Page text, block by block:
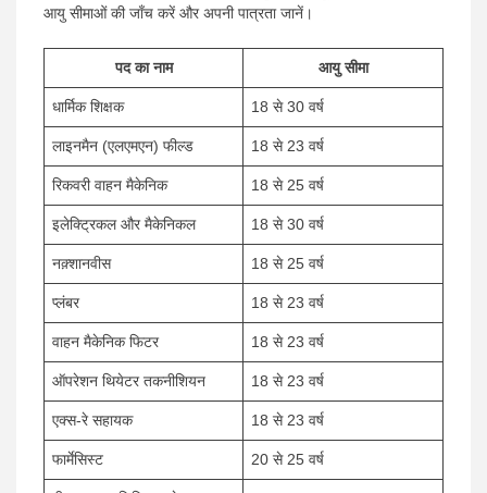
आयु सीमाओं की जाँच करें और अपनी पात्रता जानें।
पद का नाम आयु सीमा
धार्मिक शिक्षक 18 से 30 वर्ष
लाइनमैन (एलएमएन) फील्ड 18 से 23 वर्ष
रिकवरी वाहन मैकेनिक 18 से 25 वर्ष
इलेक्ट्रिकल और मैकेनिकल 18 से 30 वर्ष
नक़्शानवीस 18 से 25 वर्ष
प्लंबर 18 से 23 वर्ष
वाहन मैकेनिक फिटर 18 से 23 वर्ष
ऑपरेशन थियेटर तकनीशियन 18 से 23 वर्ष
एक्स-रे सहायक 18 से 23 वर्ष
फार्मेसिस्ट 20 से 25 वर्ष